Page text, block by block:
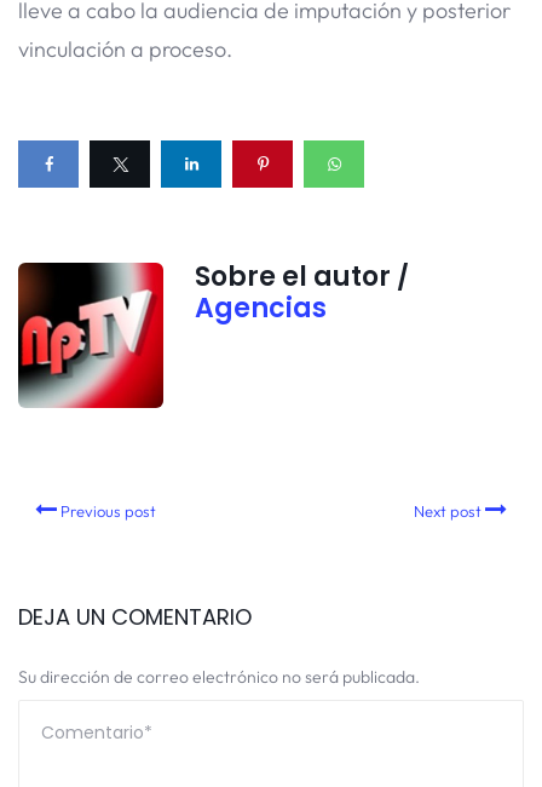
lleve a cabo la audiencia de imputación y posterior
vinculación a proceso.
Sobre el autor /
Agencias
Previous post Next post
DEJA UN COMENTARIO
Su dirección de correo electrónico no será publicada.